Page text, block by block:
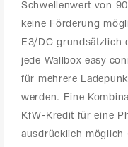
Schwellenwert von
keine Förderung
E3/DC grundsätzlich
jede Wallbox easy
für mehrere
werden. Eine
KfW-Kredit für eine
ausdrücklich möglich